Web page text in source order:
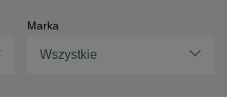
Marka
Wszystkie